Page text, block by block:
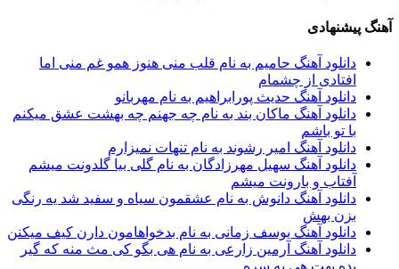
آهنگ پیشنهادی
دانلود آهنگ حامیم به نام قلب منی هنوز همو غم منی اما
افتادی از چشمام
دانلود آهنگ حدیث پورابراهیم به نام مهربانو
دانلود آهنگ ماکان بند به نام چه جهنم چه بهشت عشق میکنم
با تو باشم
دانلود آهنگ امیر رشوند به نام تنهات نمیزارم
دانلود آهنگ سهیل مهرزادگان به نام گلی بیا گلدونت میشم
آفتاب و بارونت میشم
دانلود آهنگ دانوش به نام عشقمون سیاه و سفید شد یه رنگی
بزن بهش
دانلود آهنگ یوسف زمانی به نام بدخواهامون دارن کیف میکنن
دانلود آهنگ آرمین زارعی به نام هی بگو کی مث منه که گیر
بده بهت هی یه سره